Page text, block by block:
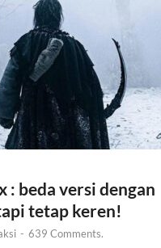
: beda versi dengan
tetap keren!
- 639 Comments.